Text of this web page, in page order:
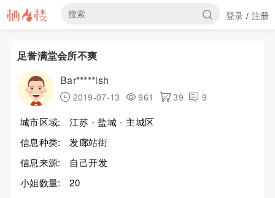
登录 / 注册
足誉满堂会所不爽
Bar*****lsh
2019-07-13 961 39 9
城市区域:
江苏 - 盐城 - 主城区
信息种类:
发廊站街
信息来源:
自己开发
小姐数量:
20